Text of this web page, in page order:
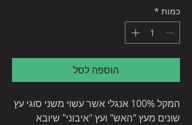
כמות *
הוספה לסל
המקל 100% אנגלי אשר עשוי משני סוגי עץ
שונים מעץ "האש" ועץ "איבוני" שיובא